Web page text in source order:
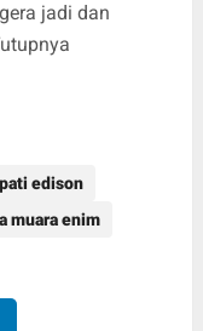
jadi dan
edison
muara enim